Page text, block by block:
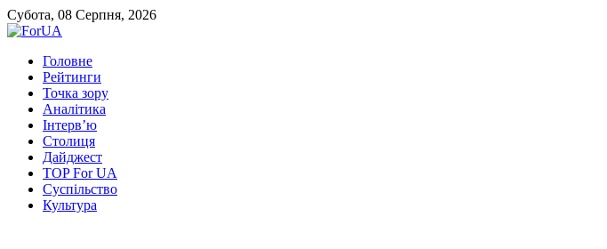
Субота, 08 Серпня, 2026
Головне
Рейтинги
Точка зору
Аналітика
Інтерв’ю
Столиця
Дайджест
TOP For UA
Суспiльство
Культура